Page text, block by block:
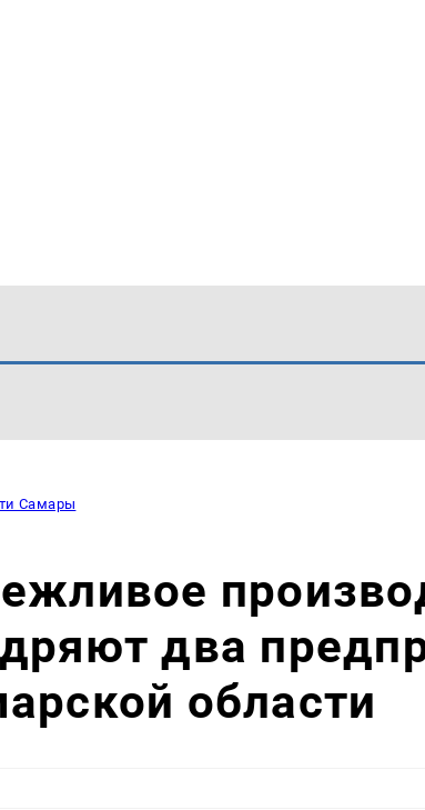
Самары
два
области